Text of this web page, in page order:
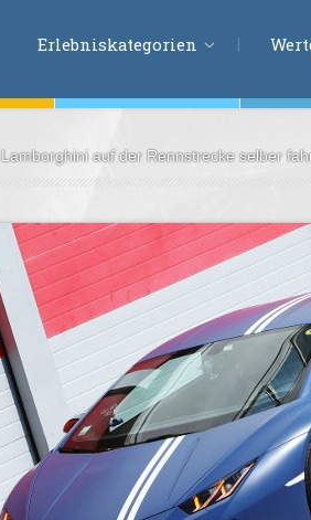
Erlebniskategorien
Fliegen &Gleiten
Abenteuer &Action
Sport &Fitness
Essen &Trinken
Wellness &Gesundheit
Wasser &Wind
Lifestyle &Phantasie
Kids &Family
Übernachtungen
Lamborghini auf der Rennstrecke selber